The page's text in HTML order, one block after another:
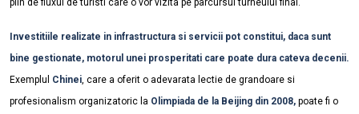
plin de fluxul de turisti care o vor vizita pe parcursul turneului final.
Investitiile realizate in infrastructura si servicii pot constitui, daca sunt
bine gestionate, motorul unei prosperitati care poate dura cateva decenii.
Exemplul Chinei, care a oferit o adevarata lectie de grandoare si
profesionalism organizatoric la Olimpiada de la Beijing din 2008, poate fi o